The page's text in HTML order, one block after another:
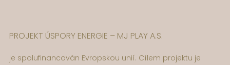
PROJEKT ÚSPORY ENERGIE – MJ PLAY A.S.
je spolufinancován Evropskou unií. Cílem projektu je